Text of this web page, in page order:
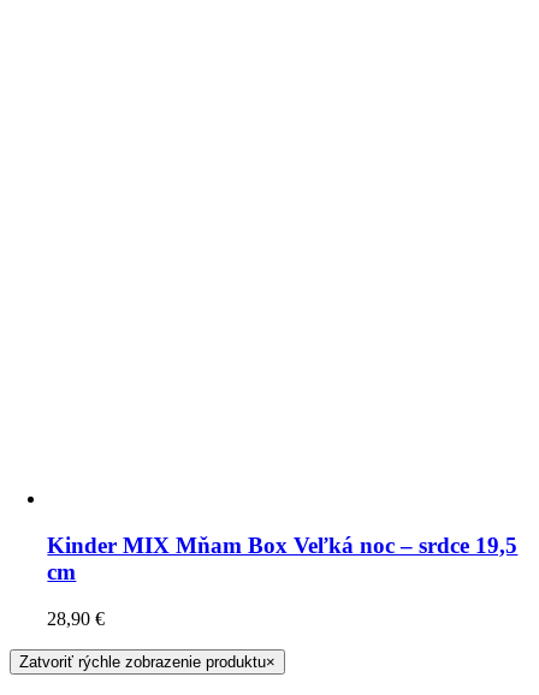
Kinder MIX Mňam Box Veľká noc – srdce 19,5
cm
28,90€
Zatvoriť rýchle zobrazenie produktu×